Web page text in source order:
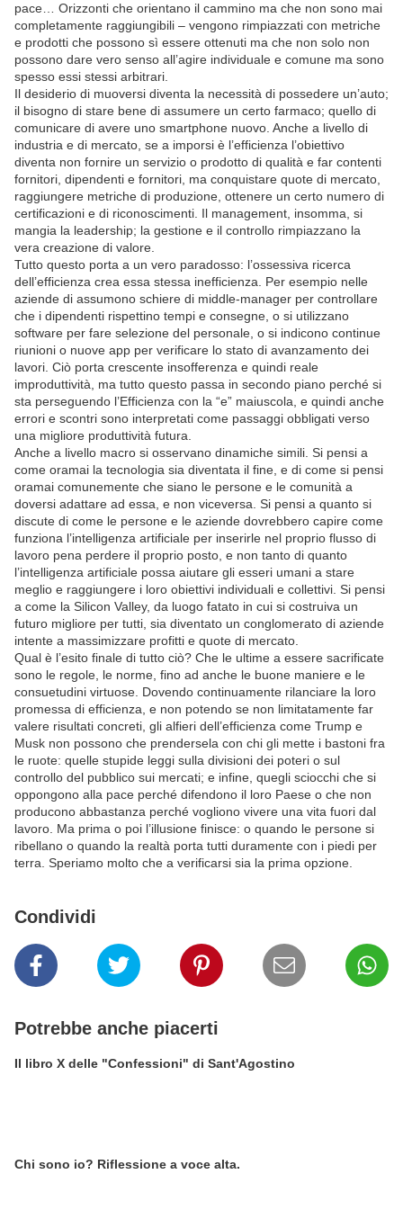
pace… Orizzonti che orientano il cammino ma che non sono mai
completamente raggiungibili – vengono rimpiazzati con metriche
e prodotti che possono sì essere ottenuti ma che non solo non
possono dare vero senso all’agire individuale e comune ma sono
spesso essi stessi arbitrari.
Il desiderio di muoversi diventa la necessità di possedere un’auto;
il bisogno di stare bene di assumere un certo farmaco; quello di
comunicare di avere uno smartphone nuovo. Anche a livello di
industria e di mercato, se a imporsi è l’efficienza l’obiettivo
diventa non fornire un servizio o prodotto di qualità e far contenti
fornitori, dipendenti e fornitori, ma conquistare quote di mercato,
raggiungere metriche di produzione, ottenere un certo numero di
certificazioni e di riconoscimenti. Il management, insomma, si
mangia la leadership; la gestione e il controllo rimpiazzano la
vera creazione di valore.
Tutto questo porta a un vero paradosso: l’ossessiva ricerca
dell’efficienza crea essa stessa inefficienza. Per esempio nelle
aziende di assumono schiere di middle-manager per controllare
che i dipendenti rispettino tempi e consegne, o si utilizzano
software per fare selezione del personale, o si indicono continue
riunioni o nuove app per verificare lo stato di avanzamento dei
lavori. Ciò porta crescente insofferenza e quindi reale
improduttività, ma tutto questo passa in secondo piano perché si
sta perseguendo l’Efficienza con la “e” maiuscola, e quindi anche
errori e scontri sono interpretati come passaggi obbligati verso
una migliore produttività futura.
Anche a livello macro si osservano dinamiche simili. Si pensi a
come oramai la tecnologia sia diventata il fine, e di come si pensi
oramai comunemente che siano le persone e le comunità a
doversi adattare ad essa, e non viceversa. Si pensi a quanto si
discute di come le persone e le aziende dovrebbero capire come
funziona l’intelligenza artificiale per inserirle nel proprio flusso di
lavoro pena perdere il proprio posto, e non tanto di quanto
l’intelligenza artificiale possa aiutare gli esseri umani a stare
meglio e raggiungere i loro obiettivi individuali e collettivi. Si pensi
a come la Silicon Valley, da luogo fatato in cui si costruiva un
futuro migliore per tutti, sia diventato un conglomerato di aziende
intente a massimizzare profitti e quote di mercato.
Qual è l’esito finale di tutto ciò? Che le ultime a essere sacrificate
sono le regole, le norme, fino ad anche le buone maniere e le
consuetudini virtuose. Dovendo continuamente rilanciare la loro
promessa di efficienza, e non potendo se non limitatamente far
valere risultati concreti, gli alfieri dell’efficienza come Trump e
Musk non possono che prendersela con chi gli mette i bastoni fra
le ruote: quelle stupide leggi sulla divisioni dei poteri o sul
controllo del pubblico sui mercati; e infine, quegli sciocchi che si
oppongono alla pace perché difendono il loro Paese o che non
producono abbastanza perché vogliono vivere una vita fuori dal
lavoro. Ma prima o poi l’illusione finisce: o quando le persone si
ribellano o quando la realtà porta tutti duramente con i piedi per
terra. Speriamo molto che a verificarsi sia la prima opzione.
Condividi
Potrebbe anche piacerti
Il libro X delle "Confessioni" di Sant'Agostino
Chi sono io? Riflessione a voce alta.